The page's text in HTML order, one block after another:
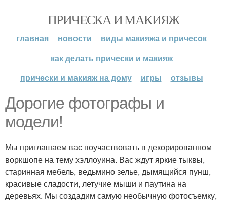
ПРИЧЕСКА И МАКИЯЖ
главная новости
виды макияжа и причесок
как делать прически и макияж
прически и макияж на дому
игры отзывы
Дорогие фотографы и
модели!
Мы приглашаем вас поучаствовать в декорированном
воркшопе на тему хэллоуина. Вас ждут яркие тыквы,
старинная мебель, ведьмино зелье, дымящийся пунш,
красивые сладости, летучие мыши и паутина на
деревьях. Мы создадим самую необычную фотосъемку,